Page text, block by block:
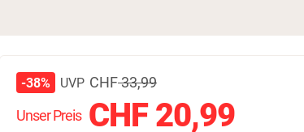
Unser Preis CHF20,99
-38% UVP CHF33,99